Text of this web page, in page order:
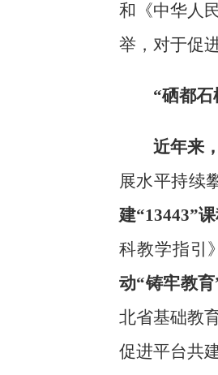
和《中华人
举，对于促
“硒都石
近年来
展水平持续
建“13443”
科教学指引
动“铸牢教
北省基础教
促进平台共